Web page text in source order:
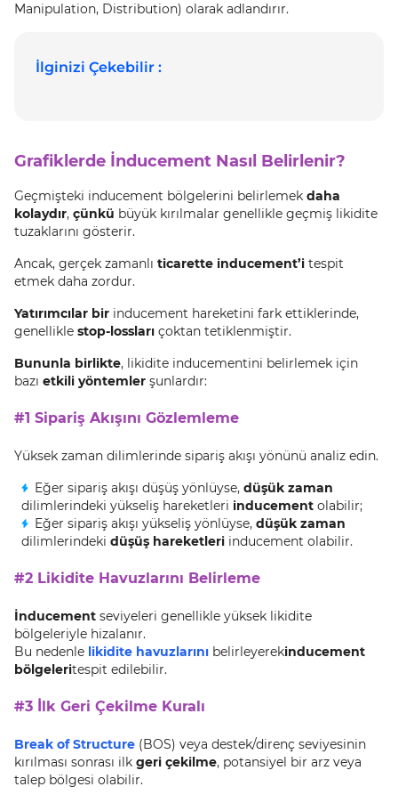
Manipulation, Distribution) olarak adlandırır.
İlginizi Çekebilir :
Grafiklerde İnducement Nasıl Belirlenir?
Geçmişteki inducement bölgelerini belirlemek daha
kolaydır, çünkü büyük kırılmalar genellikle geçmiş likidite
tuzaklarını gösterir.
Ancak, gerçek zamanlı ticarette inducement’i tespit
etmek daha zordur.
Yatırımcılar bir inducement hareketini fark ettiklerinde,
genellikle stop-lossları çoktan tetiklenmiştir.
Bununla birlikte, likidite inducementini belirlemek için
bazı etkili yöntemler şunlardır:
#1 Sipariş Akışını Gözlemleme
Yüksek zaman dilimlerinde sipariş akışı yönünü analiz edin.
Eğer sipariş akışı düşüş yönlüyse, düşük zaman
dilimlerindeki yükseliş hareketleri inducement olabilir;
Eğer sipariş akışı yükseliş yönlüyse, düşük zaman
dilimlerindeki düşüş hareketleri inducement olabilir.
#2 Likidite Havuzlarını Belirleme
İnducement seviyeleri genellikle yüksek likidite
bölgeleriyle hizalanır.
Bu nedenle likidite havuzlarını belirleyerekinducement
bölgeleritespit edilebilir.
#3 İlk Geri Çekilme Kuralı
Break of Structure (BOS) veya destek/direnç seviyesinin
kırılması sonrası ilk geri çekilme, potansiyel bir arz veya
talep bölgesi olabilir.